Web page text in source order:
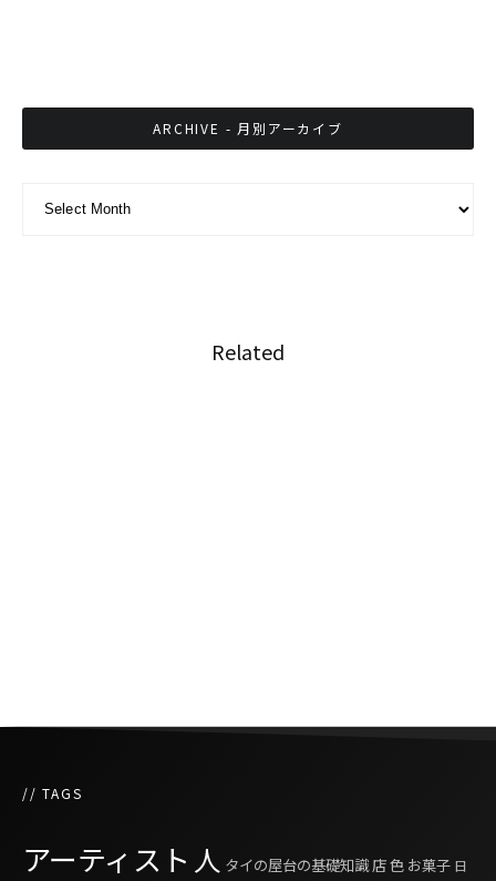
ARCHIVE - 月別アーカイブ
Related
// TAGS
アーティスト 人 タイの屋台の基礎知識店色 お菓子 日